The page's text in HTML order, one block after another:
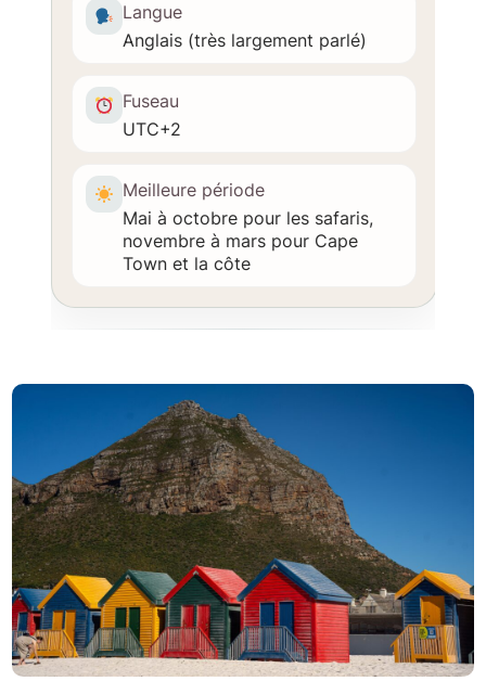
Langue
Anglais (très largement parlé)
Fuseau
UTC+2
Meilleure période
Mai à octobre pour les safaris,
novembre à mars pour Cape
Town et la côte